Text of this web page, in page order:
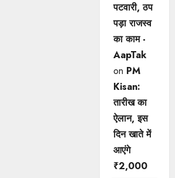
पटवारी, ठप
पड़ा राजस्व
का काम -
AapTak
on PM
Kisan:
तारीख का
ऐलान, इस
दिन खाते में
आएंगे
₹2,000